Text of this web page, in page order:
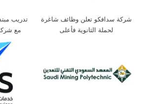
شركة سدافكو تعلن وظائف شاغرة
لحملة الثانوية فأعلى
تدريب
مع